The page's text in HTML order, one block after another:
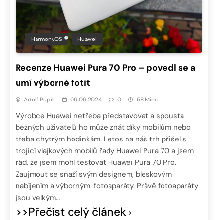
HarmonyOS Huawei
Recenze Huawei Pura 70 Pro – povedl se a
umí výborně fotit
Adolf Pupík 09.09.2024 0 58 Mins
Výrobce Huawei netřeba představovat a spousta
běžných uživatelů ho může znát díky mobilům nebo
třeba chytrým hodinkám. Letos na náš trh přišel s
trojicí vlajkových mobilů řady Huawei Pura 70 a jsem
rád, že jsem mohl testovat Huawei Pura 70 Pro.
Zaujmout se snaží svým designem, bleskovým
nabíjením a výbornými fotoaparáty. Právě fotoaparáty
jsou velkým…
>>Přečíst celý článek